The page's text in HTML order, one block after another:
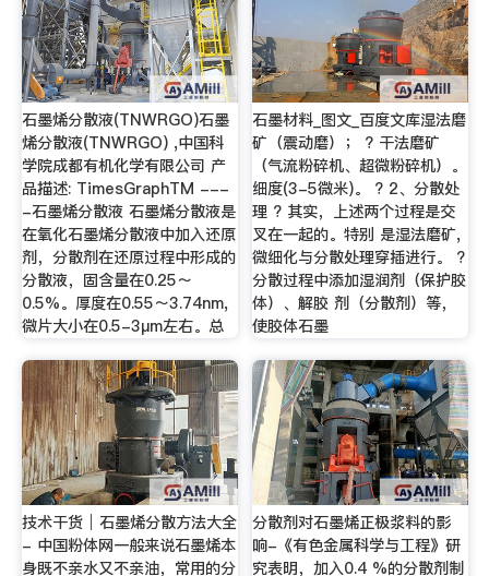
石墨烯分散液(TNWRGO)石墨
烯分散液(TNWRGO) ,中国科
学院成都有机化学有限公司 产
品描述: TimesGraphTM ---
-石墨烯分散液 石墨烯分散液是
在氧化石墨烯分散液中加入还原
剂，分散剂在还原过程中形成的
分散液，固含量在0.25～
0.5%。厚度在0.55～3.74nm,
微片大小在0.5-3μm左右。总
石墨材料_图文_百度文库湿法磨
矿（震动磨）； ? 干法磨矿
（气流粉碎机、超微粉碎机）。
细度(3-5微米)。 ? 2、分散处
理 ? 其实，上述两个过程是交
叉在一起的。特别 是湿法磨矿,
微细化与分散处理穿插进行。 ?
分散过程中添加湿润剂（保护胶
体）、解胶 剂（分散剂）等，
使胶体石墨
技术干货│石墨烯分散方法大全
- 中国粉体网一般来说石墨烯本
身既不亲水又不亲油，常用的分
分散剂对石墨烯正极浆料的影
响-《有色金属科学与工程》研
究表明，加入0.4 %的分散剂制